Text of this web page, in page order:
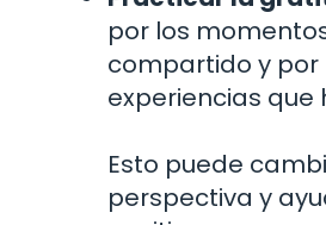
por los
compartido y por
experiencias que
Esto puede
perspectiva y